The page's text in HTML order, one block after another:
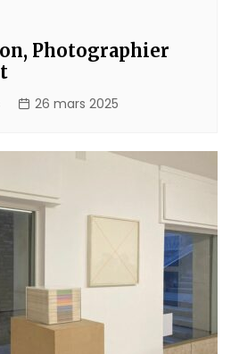
Photographier
26 mars 2025